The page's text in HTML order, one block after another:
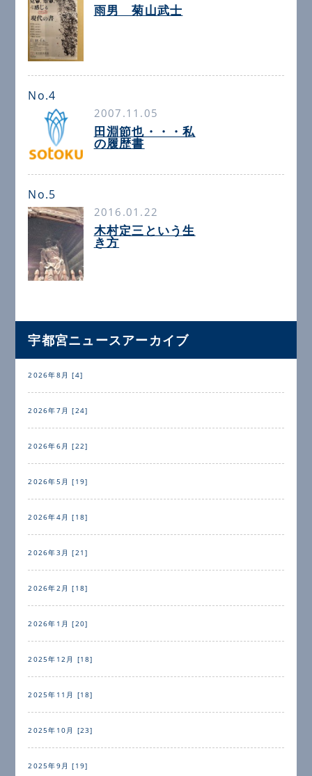
雨男 菊山武士
No.4
2007.11.05
田淵節也・・・私
の履歴書
No.5
2016.01.22
木村定三という生
き方
宇都宮ニュースアーカイブ
2026年8月 [4]
2026年7月 [24]
2026年6月 [22]
2026年5月 [19]
2026年4月 [18]
2026年3月 [21]
2026年2月 [18]
2026年1月 [20]
2025年12月 [18]
2025年11月 [18]
2025年10月 [23]
2025年9月 [19]